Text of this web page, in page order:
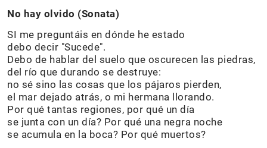
No hay olvido (Sonata)
SI me preguntáis en dónde he estado
debo decir "Sucede".
Debo de hablar del suelo que oscurecen las piedras,
del río que durando se destruye:
no sé sino las cosas que los pájaros pierden,
el mar dejado atrás, o mi hermana llorando.
Por qué tantas regiones, por qué un día
se junta con un día? Por qué una negra noche
se acumula en la boca? Por qué muertos?